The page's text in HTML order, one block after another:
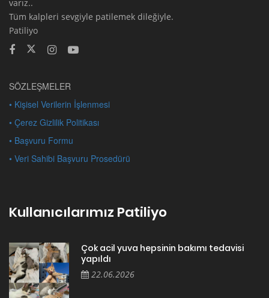
varız..
Tüm kalpleri sevgiyle patilemek dileğiyle.
Patiliyo
SÖZLEŞMELER
• Kişisel Verilerin İşlenmesi
• Çerez Gizlilik Politikası
• Başvuru Formu
• Veri Sahibi Başvuru Prosedürü
Kullanıcılarımız Patiliyo
Çok acil yuva hepsinin bakımı tedavisi
yapıldı
22.06.2026